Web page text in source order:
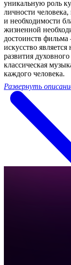
уникальную роль
личности
и необходимости
жизненной
достоинств фильма
искусство
развития
классическая
каждого человека.
Развернуть